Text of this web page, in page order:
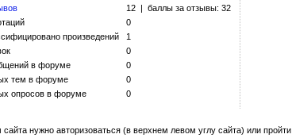
12 | баллы за отзывы: 32
0
произведений
1
0
в форуме
0
тем в форуме
0
опросов в форуме
0
нужно авторизоваться (в верхнем левом углу сайта) или пройти